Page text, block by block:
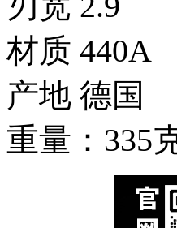
材质 440A
产地 德国
重量：335